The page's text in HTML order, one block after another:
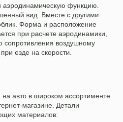
аэродинамическую функцию.
вид. Вместе с другими
Форма и расположение
при расчете аэродинамики,
сопротивления воздушному
езде на скорости.
авто в широком ассортименте
магазине. Детали
материалов: